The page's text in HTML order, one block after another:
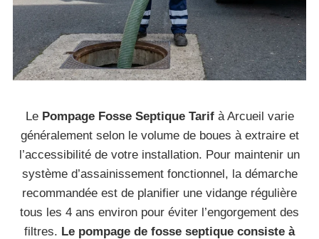
Le Pompage Fosse Septique Tarifà Arcueil varie
généralement selon le volume de boues à extraire et
l’accessibilité de votre installation. Pour maintenir un
système d’assainissement fonctionnel, la démarche
recommandée est de planifier une vidange régulière
tous les 4 ans environ pour éviter l’engorgement des
filtres. Le pompage de fosse septique consiste à